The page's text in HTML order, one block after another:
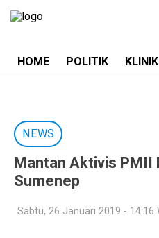
HOME POLITIK
NEWS
Mantan Aktivis PMII
Sumenep
Sabtu, 26 Januari 2019 - 14:16